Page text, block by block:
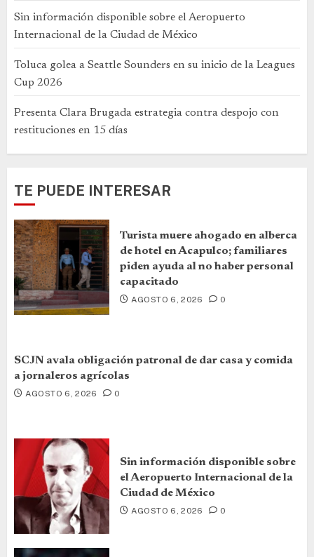
Sin información disponible sobre el Aeropuerto
Internacional de la Ciudad de México
Toluca golea a Seattle Sounders en su inicio de la Leagues
Cup 2026
Presenta Clara Brugada estrategia contra despojo con
restituciones en 15 días
TE PUEDE INTERESAR
Turista muere ahogado en alberca
de hotel en Acapulco; familiares
piden ayuda al no haber personal
capacitado
AGOSTO 6, 2026 0
SCJN avala obligación patronal de dar casa y comida
a jornaleros agrícolas
AGOSTO 6, 2026 0
Sin información disponible sobre
el Aeropuerto Internacional de la
Ciudad de México
AGOSTO 6, 2026 0